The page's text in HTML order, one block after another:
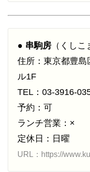
● 串駒房 （くしこ
住所：東京都豊島
ル1F
TEL：03-3916-
予約：可
ランチ営業：×
定休日：日曜
URL：https://